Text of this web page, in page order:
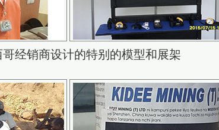
经销商设计的特别的模型和展架